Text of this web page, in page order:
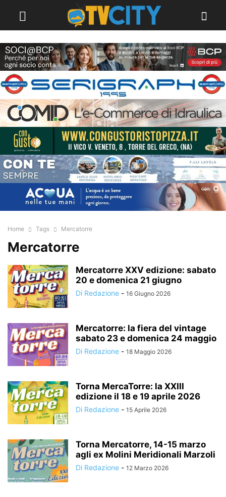
Home Tags Mercatorre
Mercatorre
Mercatorre XXV edizione: sabato
20 e domenica 21 giugno
Di Redazione - 16 Giugno 2026
Mercatorre: la fiera del vintage
sabato 23 e domenica 24 maggio
Di Redazione - 18 Maggio 2026
Torna MercaTorre: la XXIII
edizione il 18 e 19 aprile 2026
Di Redazione - 15 Aprile 2026
Torna Mercatorre, 14-15 marzo
agli ex Molini Meridionali Marzoli
Di Redazione - 12 Marzo 2026